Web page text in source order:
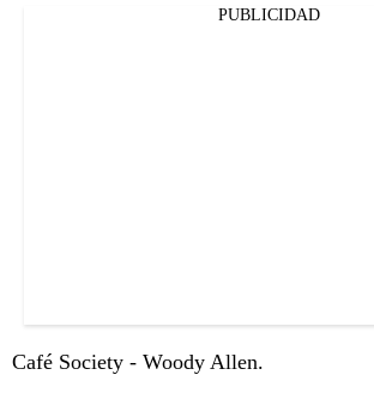
PUBLICIDAD
Café Society - Woody Allen.